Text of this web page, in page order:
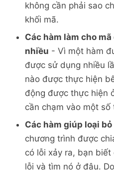
không cần phải sao
khối mã.
Các hàm làm cho
nhiều - Vì một hàm
được sử dụng nhiều
nào được thực hiện
động được thực hiện
cần chạm vào một số
Các hàm giúp loại
chương trình được
có lỗi xảy ra, bạn biết
lỗi và tìm nó ở đâu.